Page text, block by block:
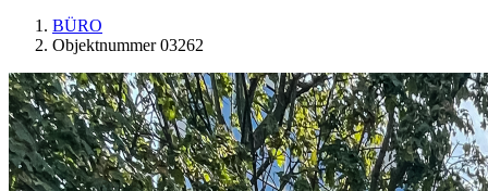
BÜRO
Objektnummer 03262